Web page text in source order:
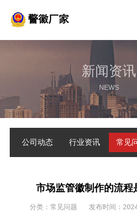
新闻资讯
NEWS
公司动态 行业资讯 常见
市场监管徽制作的流程
分类：常见问题 发布时间：